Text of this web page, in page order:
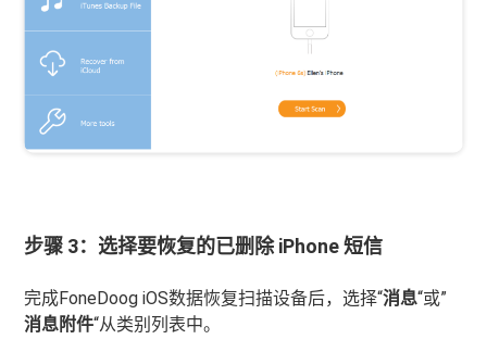
步骤 3：选择要恢复的已删除 iPhone 短信
完成FoneDoog iOS数据恢复扫描设备后，选择“消息“或”
消息附件“从类别列表中。